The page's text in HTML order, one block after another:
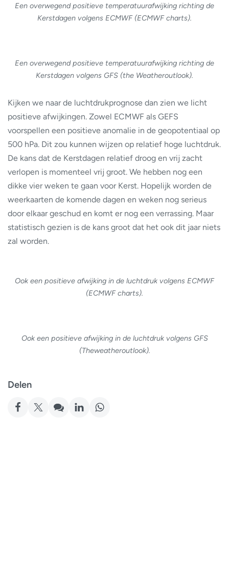
Een overwegend positieve temperatuurafwijking richting de
Kerstdagen volgens ECMWF (ECMWF charts).
Een overwegend positieve temperatuurafwijking richting de
Kerstdagen volgens GFS (the Weatheroutlook).
Kijken we naar de luchtdrukprognose dan zien we licht
positieve afwijkingen. Zowel ECMWF als GEFS
voorspellen een positieve anomalie in de geopotentiaal op
500 hPa. Dit zou kunnen wijzen op relatief hoge luchtdruk.
De kans dat de Kerstdagen relatief droog en vrij zacht
verlopen is momenteel vrij groot. We hebben nog een
dikke vier weken te gaan voor Kerst. Hopelijk worden de
weerkaarten de komende dagen en weken nog serieus
door elkaar geschud en komt er nog een verrassing. Maar
statistisch gezien is de kans groot dat het ook dit jaar niets
zal worden.
Ook een positieve afwijking in de luchtdruk volgens ECMWF
(ECMWF charts).
Ook een positieve afwijking in de luchtdruk volgens GFS
(Theweatheroutlook).
Delen